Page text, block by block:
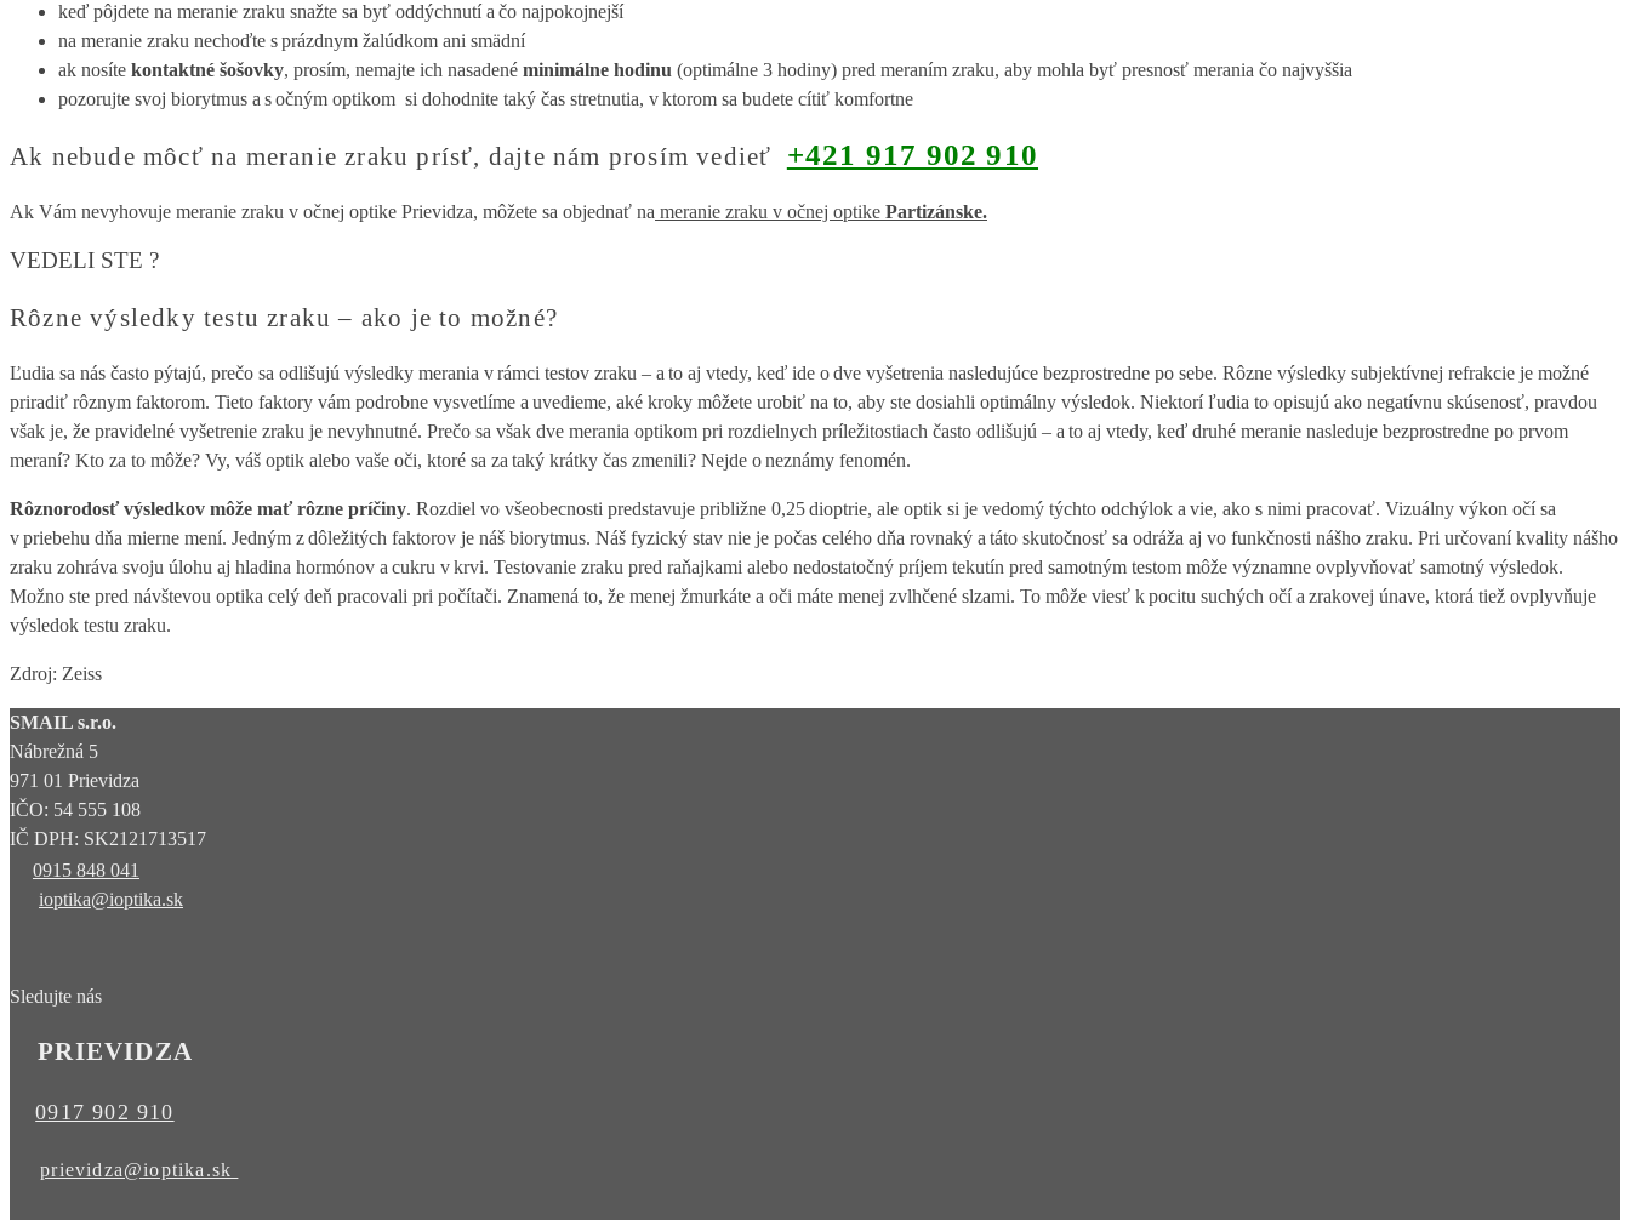
keď pôjdete na meranie zraku snažte sa byť oddýchnutí a čo najpokojnejší
na meranie zraku nechoďte s prázdnym žalúdkom ani smädní
ak nosíte kontaktné šošovky, prosím, nemajte ich nasadené minimálne hodinu (optimálne 3 hodiny) pred meraním zraku, aby mohla byť presnosť merania čo najvyššia
pozorujte svoj biorytmus a s očným optikom si dohodnite taký čas stretnutia, v ktorom sa budete cítiť komfortne
Ak nebude môcť na meranie zraku prísť, dajte nám prosím vedieť +421 917 902 910
Ak Vám nevyhovuje meranie zraku v očnej optike Prievidza, môžete sa objednať na meranie zraku v očnej optike Partizánske.
VEDELI STE ?
Rôzne výsledky testu zraku – ako je to možné?
Ľudia sa nás často pýtajú, prečo sa odlišujú výsledky merania v rámci testov zraku – a to aj vtedy, keď ide o dve vyšetrenia nasledujúce bezprostredne po sebe. Rôzne výsledky subjektívnej refrakcie je možné
priradiť rôznym faktorom. Tieto faktory vám podrobne vysvetlíme a uvedieme, aké kroky môžete urobiť na to, aby ste dosiahli optimálny výsledok. Niektorí ľudia to opisujú ako negatívnu skúsenosť, pravdou
však je, že pravidelné vyšetrenie zraku je nevyhnutné. Prečo sa však dve merania optikom pri rozdielnych príležitostiach často odlišujú – a to aj vtedy, keď druhé meranie nasleduje bezprostredne po prvom
meraní? Kto za to môže? Vy, váš optik alebo vaše oči, ktoré sa za taký krátky čas zmenili? Nejde o neznámy fenomén.
Rôznorodosť výsledkov môže mať rôzne príčiny. Rozdiel vo všeobecnosti predstavuje približne 0,25 dioptrie, ale optik si je vedomý týchto odchýlok a vie, ako s nimi pracovať. Vizuálny výkon očí sa
v priebehu dňa mierne mení. Jedným z dôležitých faktorov je náš biorytmus. Náš fyzický stav nie je počas celého dňa rovnaký a táto skutočnosť sa odráža aj vo funkčnosti nášho zraku. Pri určovaní kvality nášho
zraku zohráva svoju úlohu aj hladina hormónov a cukru v krvi. Testovanie zraku pred raňajkami alebo nedostatočný príjem tekutín pred samotným testom môže významne ovplyvňovať samotný výsledok.
Možno ste pred návštevou optika celý deň pracovali pri počítači. Znamená to, že menej žmurkáte a oči máte menej zvlhčené slzami. To môže viesť k pocitu suchých očí a zrakovej únave, ktorá tiež ovplyvňuje
výsledok testu zraku.
Zdroj: Zeiss
SMAIL s.r.o.
Nábrežná 5
971 01 Prievidza
IČO: 54 555 108
IČ DPH: SK2121713517
0915 848 041
ioptika@ioptika.sk
Sledujte nás
PRIEVIDZA
0917 902 910
prievidza@ioptika.sk